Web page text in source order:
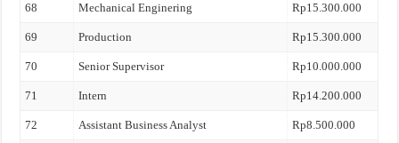
68 Mechanical Enginering Rp15.300.000
69 Production Rp15.300.000
70 Senior Supervisor Rp10.000.000
71 Intern Rp14.200.000
72 Assistant Business Analyst Rp8.500.000